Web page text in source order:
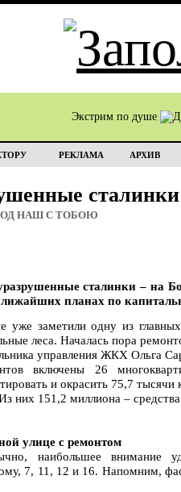
Экстрим по душе
РЕКЛАМА АРХИВ
НАШ С ТОБОЮ
сталинки – на
планах по
уже заметили одну из
леса. Началась пора
управления ЖКХ Ольга
включены 26
и окрасить 75,7
них 151,2 миллиона –
улице с ремонтом
наибольшее внимание
7, 11, 12 и 16. Напомним,